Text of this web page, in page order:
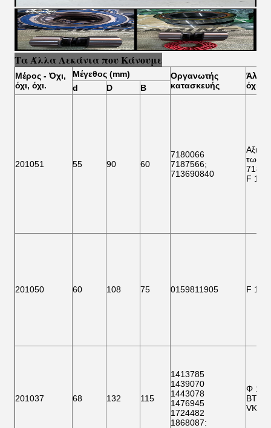
Τα Άλλα Λεκάνια που Κάνουμε
Μέρος - Όχι,
όχι, όχι.
Μέγεθος (mm)
Οργανωτής
κατασκευής
Άλλα
όχι,
d D Β
201051 55 90 60
7180066
7187566;
713690840
των
F
201050 60 108 75 0159811905 F
201037 68 132 115
1413785
1439070
1443078
1476945
1724482
1868087:
Φ
BTH
VKBA